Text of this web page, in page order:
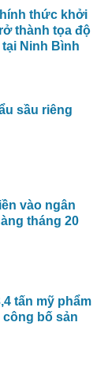
thức khởi
thành tọa độ
Ninh Bình
sầu riêng
vào ngân
tháng 20
tấn mỹ phẩm
công bố sản